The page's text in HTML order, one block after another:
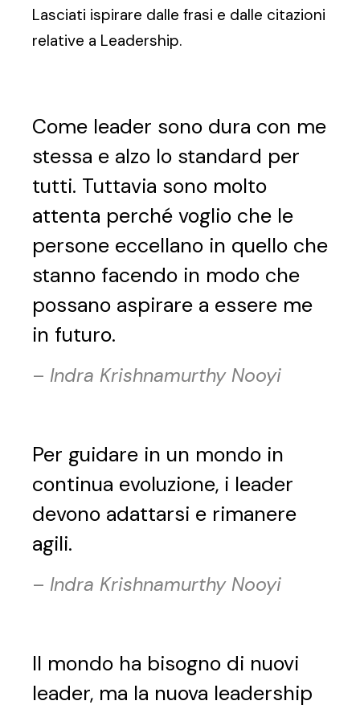
Lasciati ispirare dalle frasi e dalle citazioni
relative a Leadership.
Come leader sono dura con me
stessa e alzo lo standard per
tutti. Tuttavia sono molto
attenta perché voglio che le
persone eccellano in quello che
stanno facendo in modo che
possano aspirare a essere me
in futuro.
– Indra Krishnamurthy Nooyi
Per guidare in un mondo in
continua evoluzione, i leader
devono adattarsi e rimanere
agili.
– Indra Krishnamurthy Nooyi
Il mondo ha bisogno di nuovi
leader, ma la nuova leadership